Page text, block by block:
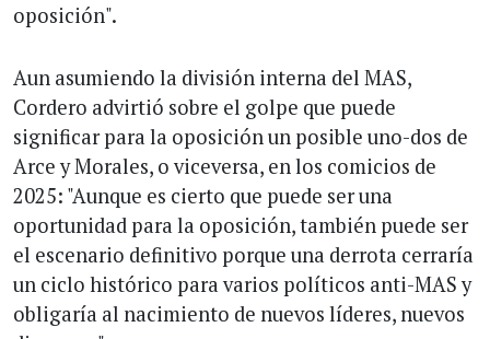
oposición".
Aun asumiendo la división interna del MAS,
Cordero advirtió sobre el golpe que puede
significar para la oposición un posible uno-dos de
Arce y Morales, o viceversa, en los comicios de
2025: "Aunque es cierto que puede ser una
oportunidad para la oposición, también puede ser
el escenario definitivo porque una derrota cerraría
un ciclo histórico para varios políticos anti-MAS y
obligaría al nacimiento de nuevos líderes, nuevos